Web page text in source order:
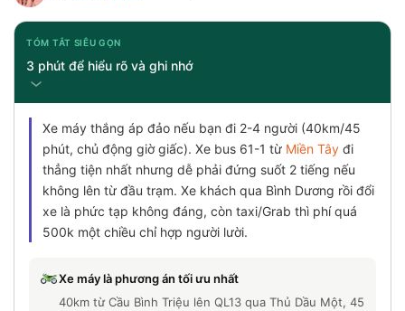
TÓM TẮT SIÊU GỌN
3 phút để hiểu rõ và ghi nhớ
Xe máy thắng áp đảo nếu bạn đi 2-4 người (40km/45
phút, chủ động giờ giấc). Xe bus 61-1 từ Miền Tây đi
thẳng tiện nhất nhưng dễ phải đứng suốt 2 tiếng nếu
không lên từ đầu trạm. Xe khách qua Bình Dương rồi đổi
xe là phức tạp không đáng, còn taxi/Grab thì phí quá
500k một chiều chỉ hợp người lười.
Xe máy là phương án tối ưu nhất
40km từ Cầu Bình Triệu lên QL13 qua Thủ Dầu Một, 45